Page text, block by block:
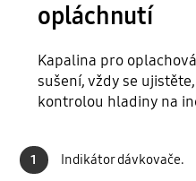
opláchnutí
Kapalina pro
sušení, vždy se
kontrolou hladiny na
1 Indikátor dávkovače.